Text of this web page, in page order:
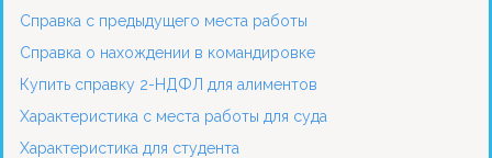
Справка с предыдущего места работы
Справка о нахождении в командировке
Купить справку 2-НДФЛ для алиментов
Характеристика с места работы для суда
Характеристика для студента